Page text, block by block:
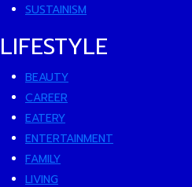
SUSTAINISM
LIFESTYLE
BEAUTY
CAREER
EATERY
ENTERTAINMENT
FAMILY
LIVING